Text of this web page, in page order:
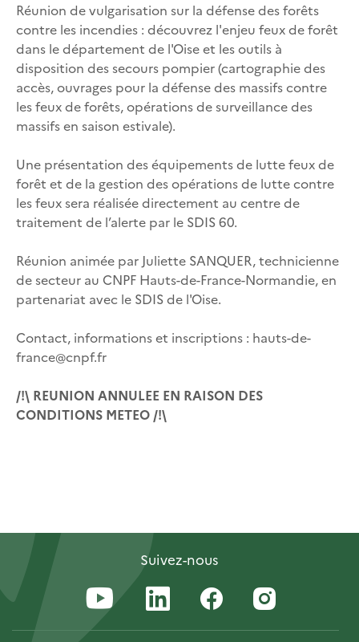
Réunion de vulgarisation sur la défense des forêts
contre les incendies : découvrez l'enjeu feux de forêt
dans le département de l'Oise et les outils à
disposition des secours pompier (cartographie des
accès, ouvrages pour la défense des massifs contre
les feux de forêts, opérations de surveillance des
massifs en saison estivale).
Une présentation des équipements de lutte feux de
forêt et de la gestion des opérations de lutte contre
les feux sera réalisée directement au centre de
traitement de l’alerte par le SDIS 60.
Réunion animée par Juliette SANQUER, technicienne
de secteur au CNPF Hauts-de-France-Normandie, en
partenariat avec le SDIS de l'Oise.
Contact, informations et inscriptions : hauts-de-
france@cnpf.fr
/!\ REUNION ANNULEE EN RAISON DES
CONDITIONS METEO /!\
Suivez-nous